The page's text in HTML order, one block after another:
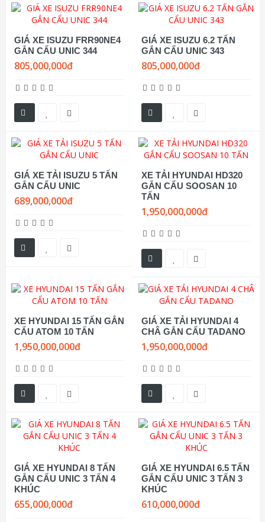
GIÁ XE ISUZU FRR90NE4
GẮN CẨU UNIC 344
805,000,000đ
GIÁ XE ISUZU 6.2 TẤN
GẮN CẨU UNIC 343
805,000,000đ
GIÁ XE TẢI ISUZU 5 TẤN
GẮN CẨU UNIC
689,000,000đ
XE TẢI HYUNDAI HD320
GẮN CẨU SOOSAN 10
TẤN
1,950,000,000đ
XE HYUNDAI 15 TẤN GẮN
CẨU ATOM 10 TẤN
1,950,000,000đ
GIÁ XE TẢI HYUNDAI 4
CHÂ GẮN CẨU TADANO
1,950,000,000đ
GIÁ XE HYUNDAI 8 TẤN
GẮN CẨU UNIC 3 TẤN 4
KHÚC
655,000,000đ
GIÁ XE HYUNDAI 6.5 TẤN
GẮN CẨU UNIC 3 TẤN 3
KHÚC
610,000,000đ